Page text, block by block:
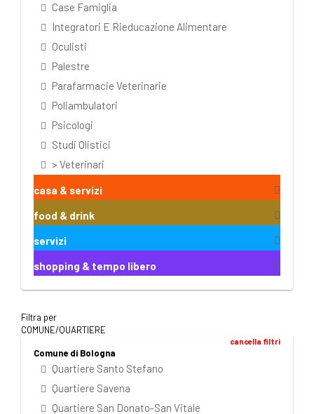
Case Famiglia
Integratori E Rieducazione Alimentare
Oculisti
Palestre
Parafarmacie Veterinarie
Poliambulatori
Psicologi
Studi Olistici
> Veterinari
casa & servizi
food & drink
servizi
shopping & tempo libero
Filtra per
COMUNE/QUARTIERE
cancella filtri
Comune di Bologna
Quartiere Santo Stefano
Quartiere Savena
Quartiere San Donato-San Vitale